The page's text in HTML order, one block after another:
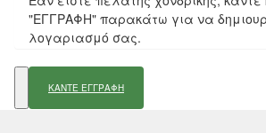
"ΕΓΓΡΑΦΗ" παρακάτω για να
λογαριασμό σας.
ΚΑΝΤΕ ΕΓΓΡΑΦΗ